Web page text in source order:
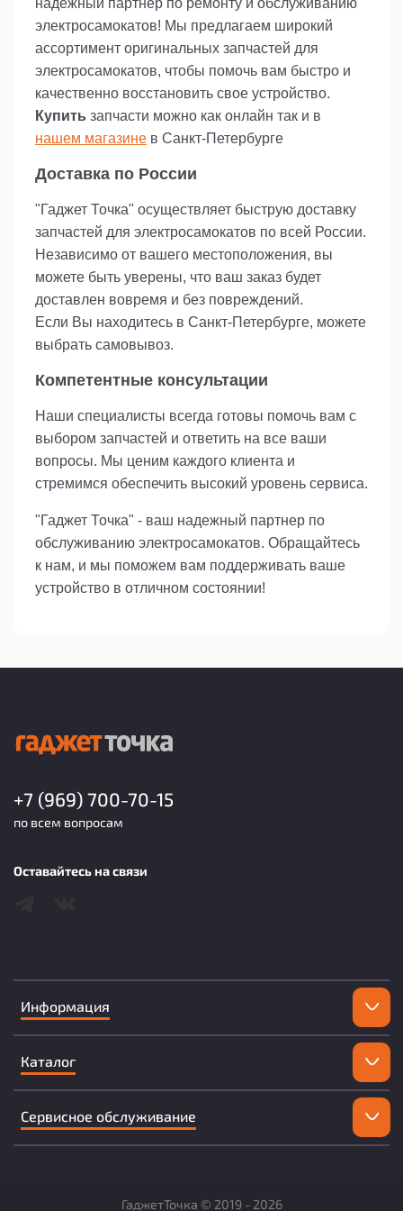
надежный партнер по ремонту и обслуживанию
электросамокатов! Мы предлагаем широкий
ассортимент оригинальных запчастей для
электросамокатов, чтобы помочь вам быстро и
качественно восстановить свое устройство.
Купить запчасти можно как онлайн так и в
нашем магазине в Санкт-Петербурге
Доставка по России
"Гаджет Точка" осуществляет быструю доставку
запчастей для электросамокатов по всей России.
Независимо от вашего местоположения, вы
можете быть уверены, что ваш заказ будет
доставлен вовремя и без повреждений.
Если Вы находитесь в Санкт-Петербурге, можете
выбрать самовывоз.
Компетентные консультации
Наши специалисты всегда готовы помочь вам с
выбором запчастей и ответить на все ваши
вопросы. Мы ценим каждого клиента и
стремимся обеспечить высокий уровень сервиса.
"Гаджет Точка" - ваш надежный партнер по
обслуживанию электросамокатов. Обращайтесь
к нам, и мы поможем вам поддерживать ваше
устройство в отличном состоянии!
Информация
Каталог
Сервисное обслуживание
+7 (969) 700-70-15
по всем вопросам
Оставайтесь на связи
ГаджетТочка © 2019 - 2026